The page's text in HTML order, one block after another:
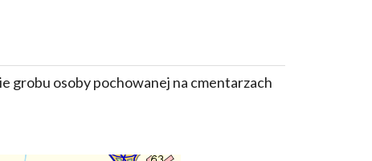
grobu osoby pochowanej na cmentarzach